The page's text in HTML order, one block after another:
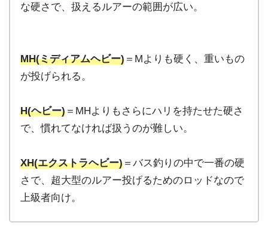
な硬さで、扱えるルアーの範囲が広い。
MH(ミディアムヘビー) ＝Mよりも硬く、重いもの
が投げられる。
H(ヘビー) ＝MHよりもさらにハリを持たせた硬さ
で、慣れてなければ扱うのが難しい。
XH(エクストラヘビー) ＝バス釣りの中で一番の硬
さで、 超大型のルアー投げるためのロッドなので
上級者向け。